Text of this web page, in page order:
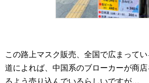
この路上マスク販売、全国で広まって
道によれば、中国系のブローカーが商
るよう売り込んでいるらしいですが…